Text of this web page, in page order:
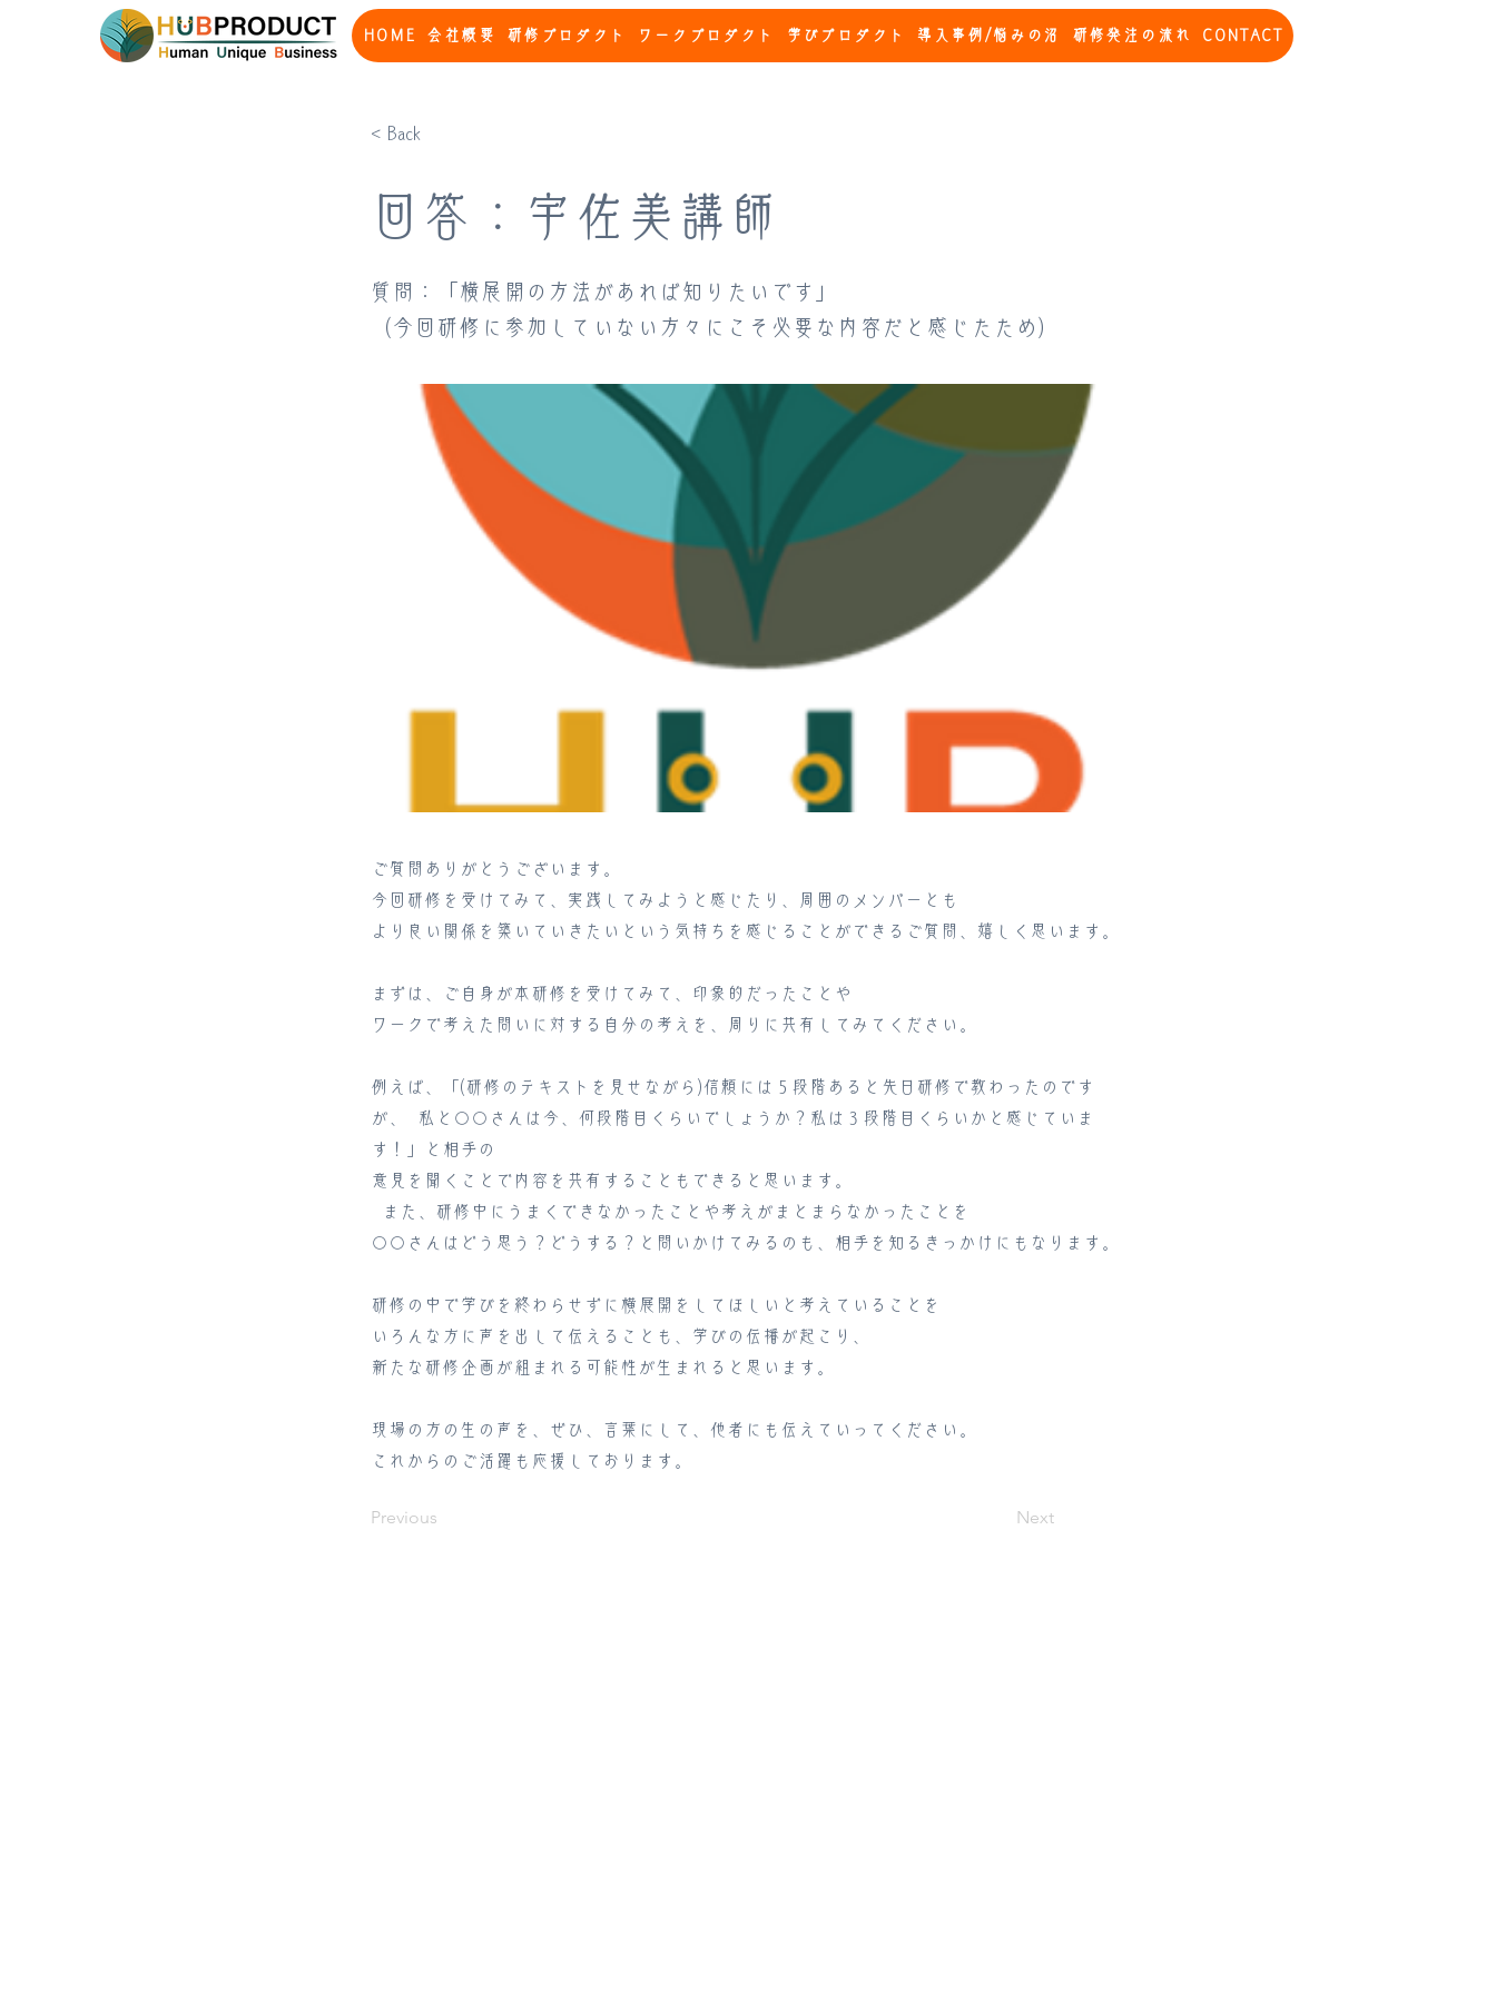
HOME 会社概要 研修プロダクト ワークプロダクト 学びプロダクト 導入事例/悩みの沼 研修発注の流れ CONTACT
< Back
回答：宇佐美講師
質問：「横展開の方法があれば知りたいです」
（今回研修に参加していない方々にこそ必要な内容だと感じたため）
ご質問ありがとうございます。
今回研修を受けてみて、実践してみようと感じたり、周囲のメンバーとも
より良い関係を築いていきたいという気持ちを感じることができるご質問、嬉しく思います。
まずは、ご自身が本研修を受けてみて、印象的だったことや
ワークで考えた問いに対する自分の考えを、周りに共有してみてください。
例えば、「(研修のテキストを見せながら)信頼には５段階あると先日研修で教わったのです
が、 私と〇〇さんは今、何段階目くらいでしょうか？私は３段階目くらいかと感じていま
す！」と相手の
意見を聞くことで内容を共有することもできると思います。
また、研修中にうまくできなかったことや考えがまとまらなかったことを
〇〇さんはどう思う？どうする？と問いかけてみるのも、相手を知るきっかけにもなります。
研修の中で学びを終わらせずに横展開をしてほしいと考えていることを
いろんな方に声を出して伝えることも、学びの伝播が起こり、
新たな研修企画が組まれる可能性が生まれると思います。
現場の方の生の声を、ぜひ、言葉にして、他者にも伝えていってください。
これからのご活躍も応援しております。
Previous Next